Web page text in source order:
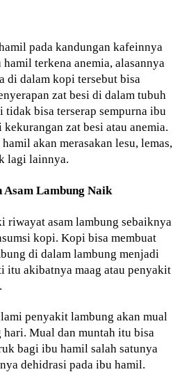
pada kandungan kafeinnya
terkena anemia, alasannya
di dalam kopi tersebut bisa
zat besi di dalam tubuh
tidak bisa terserap sempurna ibu
zat besi atau anemia.
akan merasakan lesu, lemas,
lagi lainnya.
Asam Lambung Naik
riwayat asam lambung sebaiknya
kopi. Kopi bisa membuat
di dalam lambung menjadi
itu akibatnya maag atau penyakit
penyakit lambung akan mual
hari. Mual dan muntah itu bisa
bagi ibu hamil salah satunya
dehidrasi pada ibu hamil.